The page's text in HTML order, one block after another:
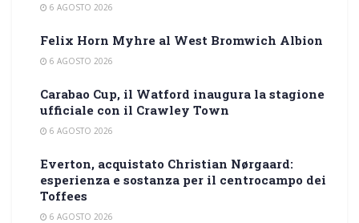
6 AGOSTO 2026
Felix Horn Myhre al West Bromwich Albion
6 AGOSTO 2026
Carabao Cup, il Watford inaugura la stagione
ufficiale con il Crawley Town
6 AGOSTO 2026
Everton, acquistato Christian Nørgaard:
esperienza e sostanza per il centrocampo dei
Toffees
6 AGOSTO 2026